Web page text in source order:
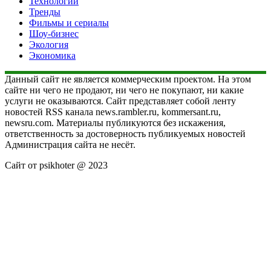
Тренды
Фильмы и сериалы
Шоу-бизнес
Экология
Экономика
Данный сайт не является коммерческим проектом. На этом
сайте ни чего не продают, ни чего не покупают, ни какие
услуги не оказываются. Сайт представляет собой ленту
новостей RSS канала news.rambler.ru, kommersant.ru,
newsru.com. Материалы публикуются без искажения,
ответственность за достоверность публикуемых новостей
Администрация сайта не несёт.
Сайт от psikhoter @ 2023